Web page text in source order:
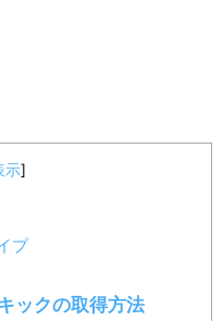
示]
プ
ックの取得方法